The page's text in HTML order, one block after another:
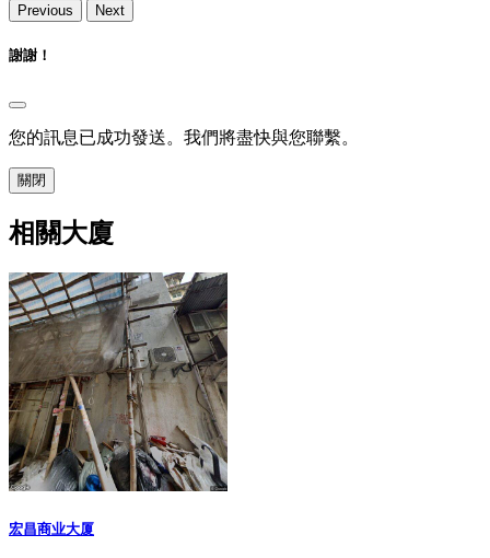
Previous Next
謝謝！
您的訊息已成功發送。我們將盡快與您聯繫。
關閉
相關大廈
宏昌商业大厦